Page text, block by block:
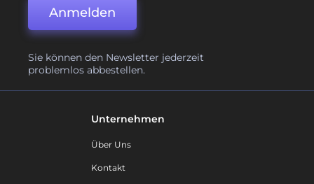
Anmelden
Sie können den Newsletter jederzeit
problemlos abbestellen.
Unternehmen
Über Uns
Kontakt